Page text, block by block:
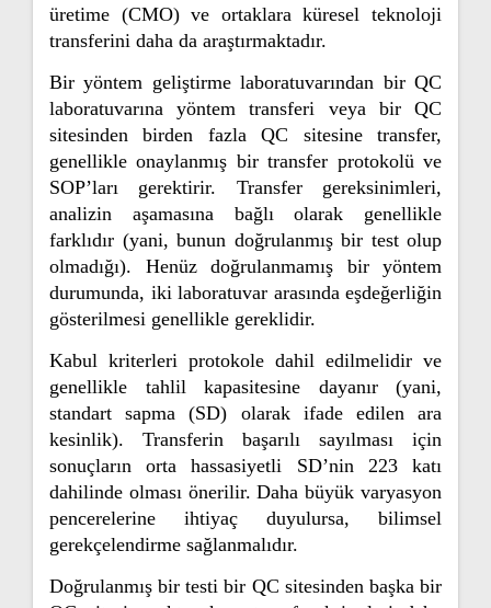
üretime (CMO) ve ortaklara küresel teknoloji
transferini daha da araştırmaktadır.
Bir yöntem geliştirme laboratuvarından bir QC
laboratuvarına yöntem transferi veya bir QC
sitesinden birden fazla QC sitesine transfer,
genellikle onaylanmış bir transfer protokolü ve
SOP’ları gerektirir. Transfer gereksinimleri,
analizin aşamasına bağlı olarak genellikle
farklıdır (yani, bunun doğrulanmış bir test olup
olmadığı). Henüz doğrulanmamış bir yöntem
durumunda, iki laboratuvar arasında eşdeğerliğin
gösterilmesi genellikle gereklidir.
Kabul kriterleri protokole dahil edilmelidir ve
genellikle tahlil kapasitesine dayanır (yani,
standart sapma (SD) olarak ifade edilen ara
kesinlik). Transferin başarılı sayılması için
sonuçların orta hassasiyetli SD’nin 223 katı
dahilinde olması önerilir. Daha büyük varyasyon
pencerelerine ihtiyaç duyulursa, bilimsel
gerekçelendirme sağlanmalıdır.
Doğrulanmış bir testi bir QC sitesinden başka bir